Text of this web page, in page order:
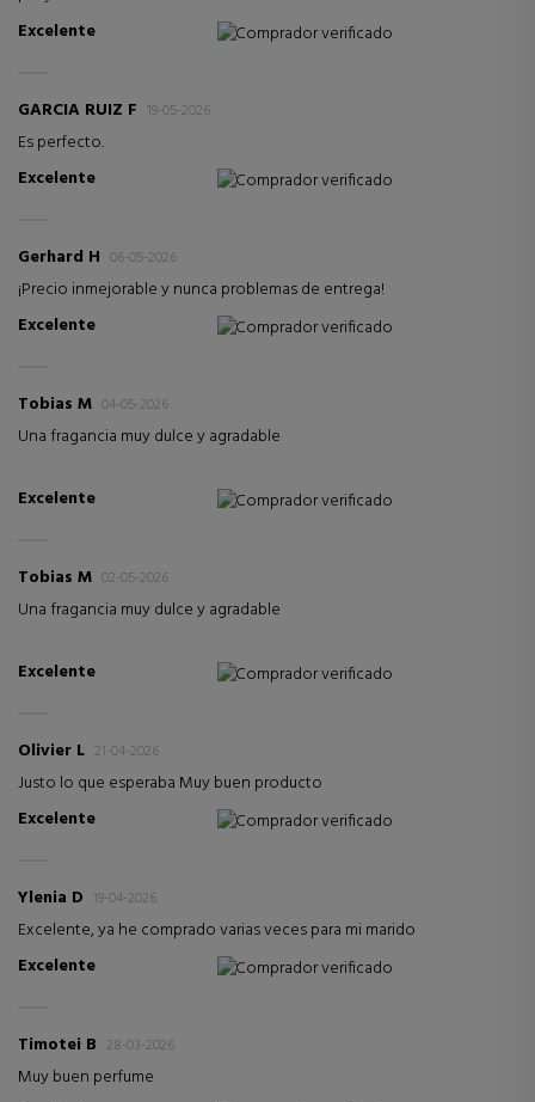
Excelente
Comprador verificado
GARCIA RUIZ F 19-05-2026
Es perfecto.
Excelente
Comprador verificado
Gerhard H 06-05-2026
¡Precio inmejorable y nunca problemas de entrega!
Excelente
Comprador verificado
Tobias M 04-05-2026
Una fragancia muy dulce y agradable
Excelente Comprador verificado
Tobias M 02-05-2026
Una fragancia muy dulce y agradable
Excelente Comprador verificado
Olivier L 21-04-2026
Justo lo que esperaba Muy buen producto
Excelente
Comprador verificado
Ylenia D 19-04-2026
Excelente, ya he comprado varias veces para mi marido
Excelente
Comprador verificado
Timotei B 28-03-2026
Muy buen perfume